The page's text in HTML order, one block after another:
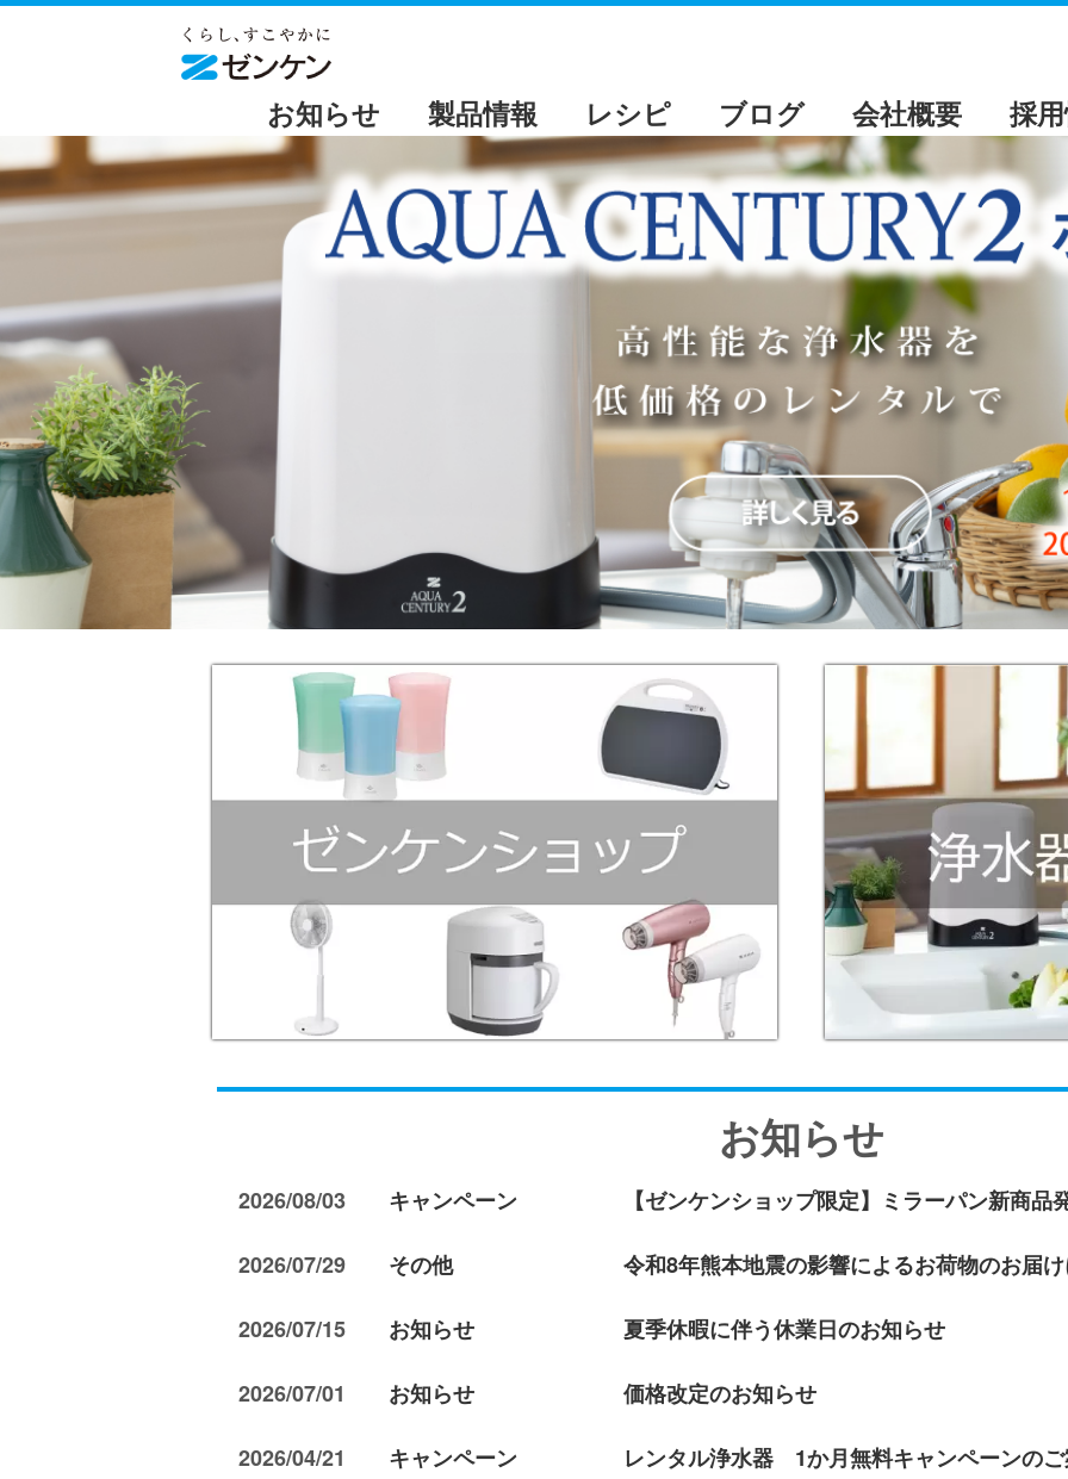
お知らせ 製品情報 レシピ ブログ 会社概要 採
お知らせ
2026/08/03 キャンペーン 【ゼンケンショップ限定】ミラーパン新商品
2026/07/29 その他 令和8年熊本地震の影響によるお荷物のお届
2026/07/15 お知らせ 夏季休暇に伴う休業日のお知らせ
2026/07/01 お知らせ 価格改定のお知らせ
2026/04/21 キャンペーン レンタル浄水器 1か月無料キャンペーンの